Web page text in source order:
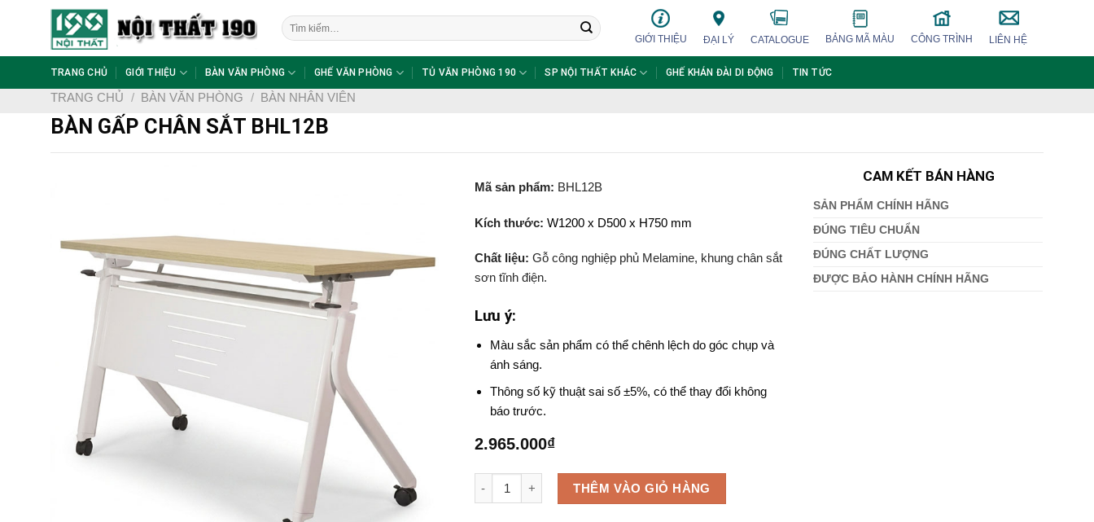
Tìm
kiếm:
GIỚI THIỆU ĐẠI LÝ CATALOGUE BẢNG MÃ MÀU CÔNG TRÌNH LIÊN HỆ
TRANG CHỦ GIỚI THIỆU BÀN VĂN PHÒNG GHẾ VĂN PHÒNG TỦ VĂN PHÒNG 190 SP NỘI THẤT KHÁC GHẾ KHÁN ĐÀI DI ĐỘNG TIN TỨC
TRANG CHỦ / BÀN VĂN PHÒNG / BÀN NHÂN VIÊN
BÀN GẤP CHÂN SẮT BHL12B
Mã sản phẩm: BHL12B
Kích thước: W1200 x D500 x H750 mm
Chất liệu: Gỗ công nghiệp phủ Melamine, khung chân sắt
sơn tĩnh điện.
Lưu ý:
Màu sắc sản phẩm có thể chênh lệch do góc chụp và
ánh sáng.
Thông số kỹ thuật sai số ±5%, có thể thay đổi không
báo trước.
2.965.000₫
Bàn gấp chân sắt BHL12B số lượng
THÊM VÀO GIỎ HÀNG
CAM KẾT BÁN HÀNG
SẢN PHẨM CHÍNH HÃNG
ĐÚNG TIÊU CHUẨN
ĐÚNG CHẤT LƯỢNG
ĐƯỢC BẢO HÀNH CHÍNH HÃNG